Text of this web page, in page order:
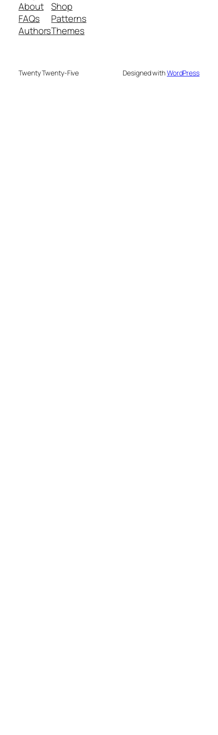
About
FAQs
Authors
Shop
Patterns
Themes
Twenty Twenty-Five Designed withWordPress